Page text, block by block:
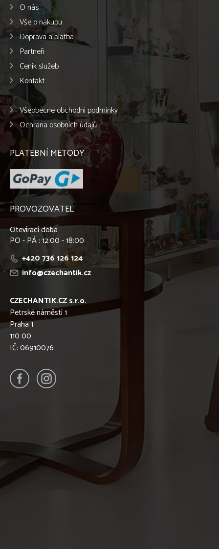
O nás
Vše o nákupu
Doprava a platba
Partneři
Ceník služeb
Kontakt
Všeobecné obchodní podmínky
Ochrana osobních údajů
PLATEBNÍ METODY
PROVOZOVATEL
Otevírací doba
PO - PÁ : 12:00 - 18:00
+420 736 126 124
info@czechantik.cz
CZECHANTIK.CZ s.r.o.
Petrské náměstí 1
Praha 1
110 00
IČ: 06910076